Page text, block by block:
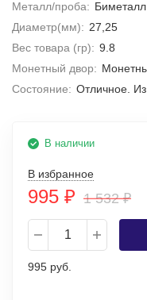
Металл/проба: Биметалл
Диаметр(мм): 27,25
Вес товара (гр): 9.8
Монетный двор:
Состояние: Отличное. Из
В наличии
В избранное
995 ₽ 1 532₽
995 руб.